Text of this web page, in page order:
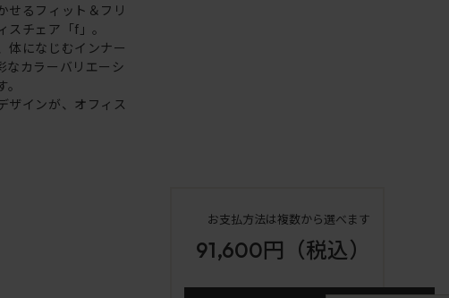
せるフィット＆フリ
チェア「f」。
体になじむインナー
なカラーバリエーシ
ザインが、オフィス
お支払方法は複数から選べます
91,600円 （税込）